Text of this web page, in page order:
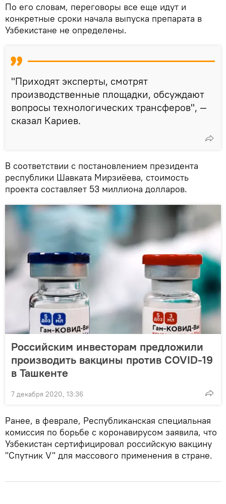
По его словам, переговоры все еще идут и
конкретные сроки начала выпуска препарата в
Узбекистане не определены.
"Приходят эксперты, смотрят
производственные площадки, обсуждают
вопросы технологических трансферов", —
сказал Кариев.
В соответствии с постановлением президента
республики Шавката Мирзиёева, стоимость
проекта составляет 53 миллиона долларов.
Российским инвесторам предложили
производить вакцины против COVID-19
в Ташкенте
7 декабря 2020, 13:36
Ранее, в феврале, Республиканская специальная
комиссия по борьбе с коронавирусом заявила, что
Узбекистан сертифицировал российскую вакцину
"Спутник V" для массового применения в стране.